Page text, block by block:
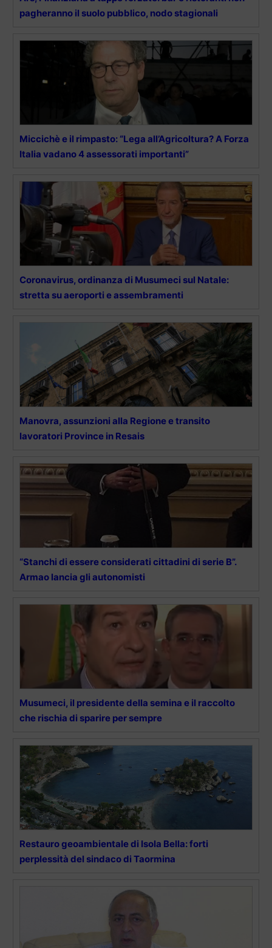
pagheranno il suolo pubblico, nodo stagionali
Miccichè e il rimpasto: “Lega all’Agricoltura? A Forza
Italia vadano 4 assessorati importanti”
Coronavirus, ordinanza di Musumeci sul Natale:
stretta su aeroporti e assembramenti
Manovra, assunzioni alla Regione e transito
lavoratori Province in Resais
“Stanchi di essere considerati cittadini di serie B”.
Armao lancia gli autonomisti
Musumeci, il presidente della semina e il raccolto
che rischia di sparire per sempre
Restauro geoambientale di Isola Bella: forti
perplessità del sindaco di Taormina